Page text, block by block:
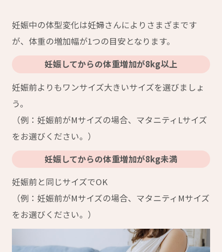
妊娠中の体型変化は妊婦さんによりさまざまです
が、体重の増加幅が1つの目安となります。
妊娠してからの体重増加が8kg以上
妊娠前よりもワンサイズ大きいサイズを選びましょ
う。
（例：妊娠前がMサイズの場合、マタニティLサイズ
をお選びください。）
妊娠してからの体重増加が8kg未満
妊娠前と同じサイズでOK
（例：妊娠前がMサイズの場合、マタニティMサイズ
をお選びください。）